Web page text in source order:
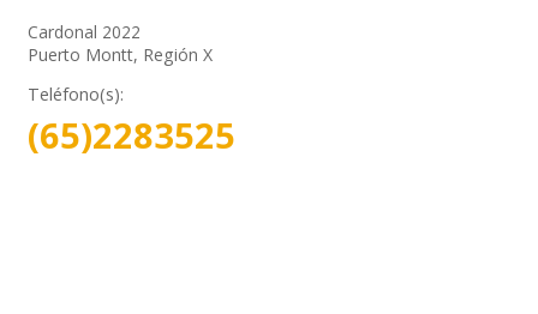
Cardonal 2022
Puerto Montt, Región X
Teléfono(s):
(65)2283525